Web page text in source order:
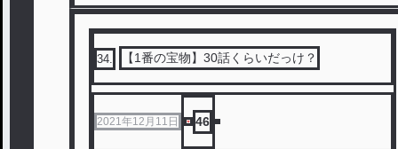
34 【1番の宝物】30話くらいだっけ？
2021年12月11日 46